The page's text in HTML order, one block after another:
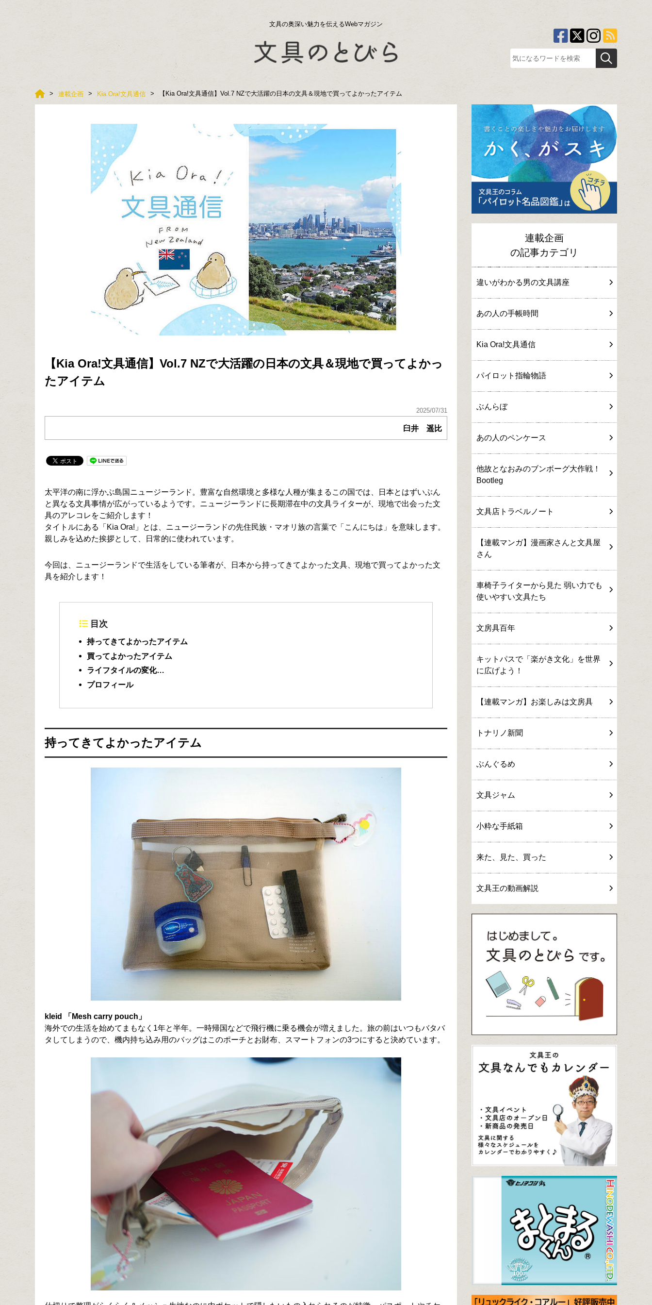
文具の奥深い魅力を伝えるWebマガジン
連載企画 Kia Ora!文具通信 【Kia Ora!文具通信】Vol.7 NZで大活躍の日本の文具＆現地で買ってよかったアイテム
【Kia Ora!文具通信】Vol.7 NZで大活躍の日本の文具＆現地で買ってよかっ
たアイテム
2025/07/31
臼井 遥比
太平洋の南に浮かぶ島国ニュージーランド。豊富な自然環境と多様な人種が集まるこの国では、日本とはずいぶん
と異なる文具事情が広がっているようです。ニュージーランドに長期滞在中の文具ライターが、現地で出会った文
具のアレコレをご紹介します！
タイトルにある「Kia Ora!」とは、ニュージーランドの先住民族・マオリ族の言葉で「こんにちは」を意味します。
親しみを込めた挨拶として、日常的に使われています。
今回は、ニュージーランドで生活をしている筆者が、日本から持ってきてよかった文具、現地で買ってよかった文
具を紹介します！
目次
持ってきてよかったアイテム
買ってよかったアイテム
ライフタイルの変化…
プロフィール
持ってきてよかったアイテム
kleid 「Mesh carry pouch」
海外での生活を始めてまもなく1年と半年。一時帰国などで飛行機に乗る機会が増えました。旅の前はいつもバタバ
タしてしまうので、機内持ち込み用のバッグはこのポーチとお財布、スマートフォンの3つにすると決めています。
連載企画
の記事カテゴリ
違いがわかる男の文具講座
あの人の手帳時間
Kia Ora!文具通信
パイロット指輪物語
ぶんらぼ
あの人のペンケース
他故となおみのブンボーグ大作戦！
Bootleg
文具店トラベルノート
【連載マンガ】漫画家さんと文具屋
さん
車椅子ライターから見た 弱い力でも
使いやすい文具たち
文房具百年
キットパスで「楽がき文化」を世界
に広げよう！
【連載マンガ】お楽しみは文房具
トナリノ新聞
ぶんぐるめ
文具ジャム
小粋な手紙箱
来た、見た、買った
文具王の動画解説